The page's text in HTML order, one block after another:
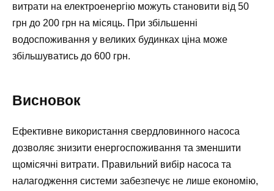
витрати на електроенергію можуть становити від 50
грн до 200 грн на місяць. При збільшенні
водоспоживання у великих будинках ціна може
збільшуватись до 600 грн.
Висновок
Ефективне використання свердловинного насоса
дозволяє знизити енергоспоживання та зменшити
щомісячні витрати. Правильний вибір насоса та
налагодження системи забезпечує не лише економію,